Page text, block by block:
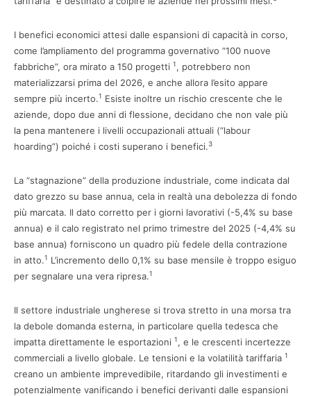
I benefici economici attesi dalle espansioni di capacità in corso,
come l’ampliamento del programma governativo “100 nuove
fabbriche”, ora mirato a 150 progetti 1, potrebbero non
materializzarsi prima del 2026, e anche allora l’esito appare
sempre più incerto.1 Esiste inoltre un rischio crescente che le
aziende, dopo due anni di flessione, decidano che non vale più
la pena mantenere i livelli occupazionali attuali (“labour
hoarding”) poiché i costi superano i benefici.3
La “stagnazione” della produzione industriale, come indicata dal
dato grezzo su base annua, cela in realtà una debolezza di fondo
più marcata. Il dato corretto per i giorni lavorativi (-5,4% su base
annua) e il calo registrato nel primo trimestre del 2025 (-4,4% su
base annua) forniscono un quadro più fedele della contrazione
in atto.1 L’incremento dello 0,1% su base mensile è troppo esiguo
per segnalare una vera ripresa.1
Il settore industriale ungherese si trova stretto in una morsa tra
la debole domanda esterna, in particolare quella tedesca che
impatta direttamente le esportazioni 1, e le crescenti incertezze
commerciali a livello globale. Le tensioni e la volatilità tariffaria 1
creano un ambiente imprevedibile, ritardando gli investimenti e
potenzialmente vanificando i benefici derivanti dalle espansioni